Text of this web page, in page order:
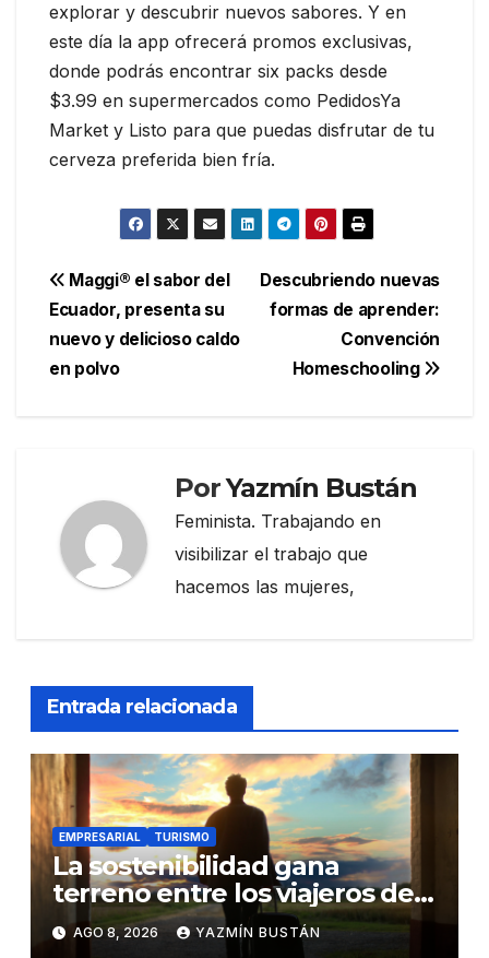
explorar y descubrir nuevos sabores. Y en
este día la app ofrecerá promos exclusivas,
donde podrás encontrar six packs desde
$3.99 en supermercados como PedidosYa
Market y Listo para que puedas disfrutar de tu
cerveza preferida bien fría.
Navegación
de
entradas
Descubriendo nuevas
formas de aprender:
Convención
Homeschooling
Maggi® el sabor del
Ecuador, presenta su
nuevo y delicioso caldo
en polvo
PorYazmín Bustán
Feminista. Trabajando en
visibilizar el trabajo que
hacemos las mujeres,
Entrada relacionada
EMPRESARIAL TURISMO
La sostenibilidad gana
terreno entre los viajeros de
negocios
AGO 8, 2026 YAZMÍN BUSTÁN